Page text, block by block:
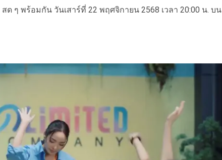
สด ๆ พร้อมกัน วันเสาร์ที่ 22 พฤศจิกายน 2568 เวลา 20:00 น. บน